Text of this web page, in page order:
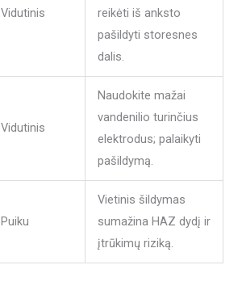
Vidutinis
reikėti iš anksto
pašildyti storesnes
dalis.
Vidutinis
Naudokite mažai
vandenilio turinčius
elektrodus; palaikyti
pašildymą.
Puiku
Vietinis šildymas
sumažina HAZ dydį ir
įtrūkimų riziką.